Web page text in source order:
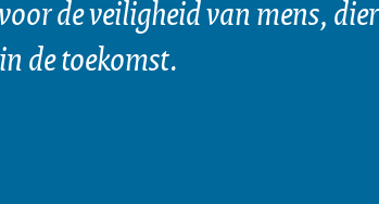
de veiligheid van mens, dier
de toekomst.